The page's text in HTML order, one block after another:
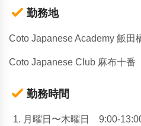
勤務地
Coto Japanese Academy 飯田
Coto Japanese Club 麻布十番
勤務時間
月曜日〜木曜日 9:00-